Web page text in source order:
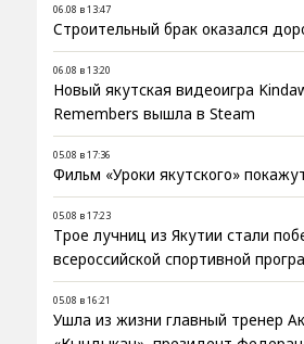
06.08 в 13:47
Строительный брак оказался
06.08 в 13:20
Новый якутская видеоигра
Remembers вышла в Steam
05.08 в 17:36
Фильм «Уроки якутского»
05.08 в 17:23
Трое лучниц из Якутии стали
всероссийской спортивной
05.08 в 16:21
Ушла из жизни главный тренер